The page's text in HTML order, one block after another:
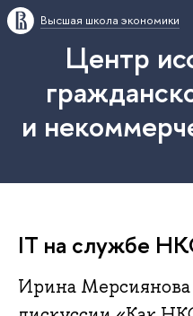
Высшая школа экономики
Центр
и
IT на службе
Ирина